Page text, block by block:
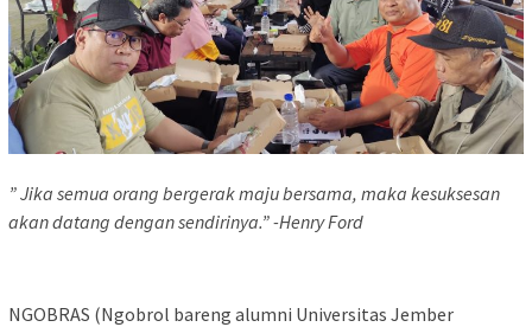
” Jika semua orang bergerak maju bersama, maka kesuksesan
akan datang dengan sendirinya.” -Henry Ford
NGOBRAS (Ngobrol bareng alumni Universitas Jember